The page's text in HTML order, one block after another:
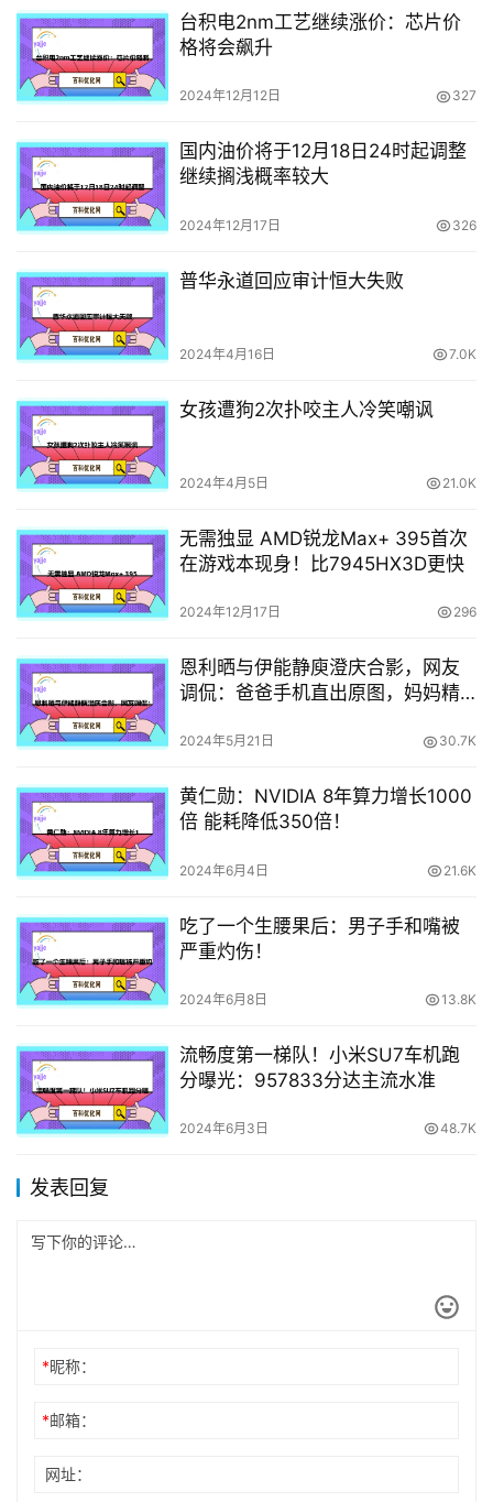
台积电2nm工艺继续涨价：芯片价
格将会飙升
2024年12月12日 327
国内油价将于12月18日24时起调整
继续搁浅概率较大
2024年12月17日 326
普华永道回应审计恒大失败
2024年4月16日 7.0K
女孩遭狗2次扑咬主人冷笑嘲讽
2024年4月5日 21.0K
无需独显 AMD锐龙Max+ 395首次
在游戏本现身！比7945HX3D更快
2024年12月17日 296
恩利晒与伊能静庾澄庆合影，网友
调侃：爸爸手机直出原图，妈妈精
2024年5月21日 30.7K
黄仁勋：NVIDIA 8年算力增长1000
倍 能耗降低350倍！
2024年6月4日 21.6K
吃了一个生腰果后：男子手和嘴被
严重灼伤！
2024年6月8日 13.8K
流畅度第一梯队！小米SU7车机跑
分曝光：957833分达主流水准
2024年6月3日 48.7K
发表回复
*昵称：
*邮箱：
网址：